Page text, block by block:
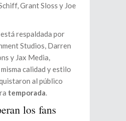
Grant Sloss y Joe
respaldada por
Studios, Darren
y Jax Media,
calidad y estilo
al público
temporada.
los fans